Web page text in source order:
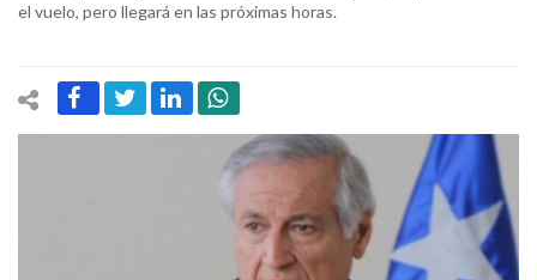
el vuelo, pero llegará en las próximas horas.